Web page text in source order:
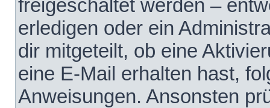
freigeschaltet werden –
erledigen oder ein
dir mitgeteilt, ob eine
eine E-Mail erhalten hast,
Anweisungen. Ansonsten